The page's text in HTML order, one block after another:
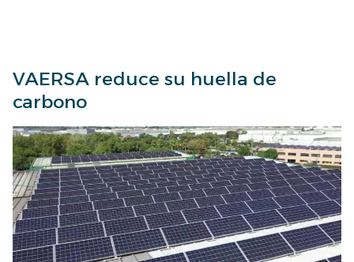
VAERSA reduce su huella de
carbono
VAERSA
reduce
su
huella
de
carbono